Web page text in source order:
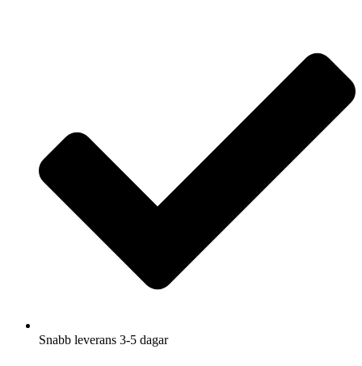
Snabb leverans 3-5 dagar